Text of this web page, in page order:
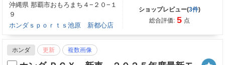
沖縄県 那覇市おもろまち４−２０−１
９
ホンダｓｐｏｒｔｓ池原 新都心店
ショップレビュー(3件)
総合評価: 5 点
ホンダ 更新 複数画像